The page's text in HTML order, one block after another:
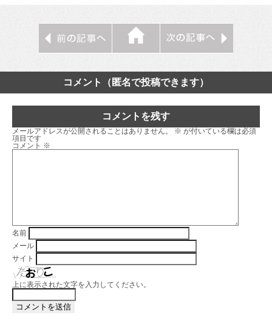
コメント（匿名で投稿できます）
コメントを残す
メールアドレスが公開されることはありません。 ※ が付いている欄は必須
項目です
コメント ※
名前
メール
サイト
上に表示された文字を入力してください。